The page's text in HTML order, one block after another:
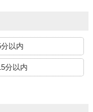
以内
分以内